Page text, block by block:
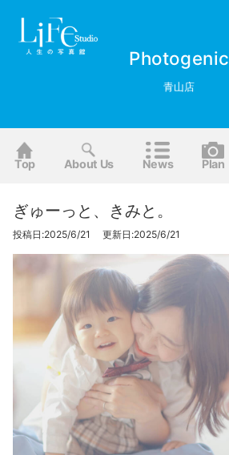
Photogenic
青山店
Top About Us News Plan
ぎゅーっと、きみと。
投稿日:2025/6/21 更新日:2025/6/21